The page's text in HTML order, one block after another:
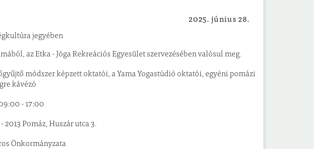
Szabadtéri, sport
2025. június 28.
jegyében
az Etka - Jóga Rekreációs Egyesület szervezésében valósul meg.
módszer képzett oktatói, a Yama Yogastúdió oktatói, egyéni pomázi
kávézó
- 17:00
Pomáz, Huszár utca 3.
Önkormányzata